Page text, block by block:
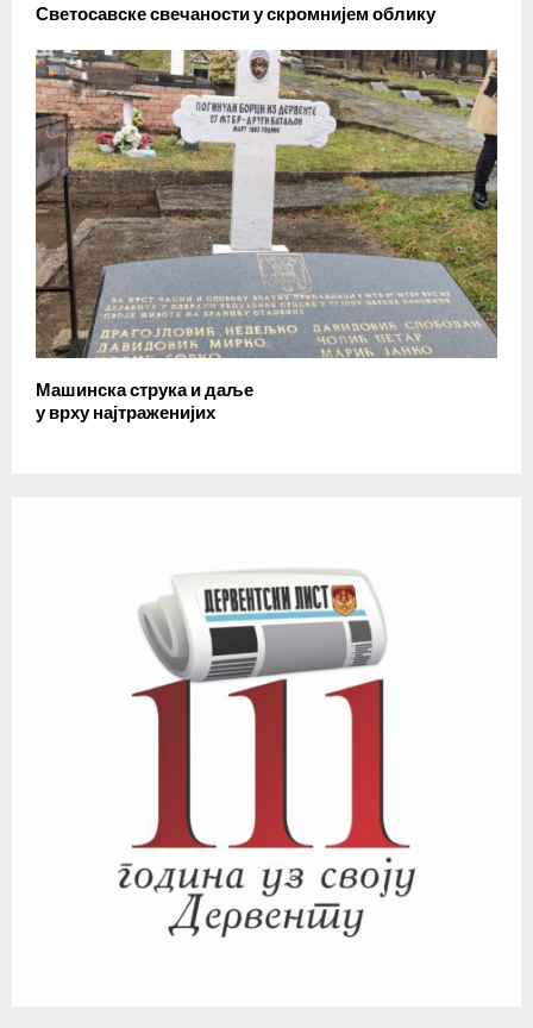
Светосавске свечаности у скромнијем облику
Машинска струка и даље
у врху најтраженијих